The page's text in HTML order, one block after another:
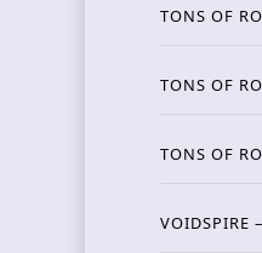
TONS OF
TONS OF
TONS OF
VOIDSPIRE